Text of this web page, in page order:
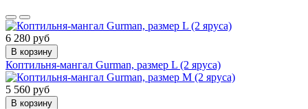
6 280 руб
В корзину
Коптильня-мангал Gurman, размер L (2 яруса)
5 560 руб
В корзину